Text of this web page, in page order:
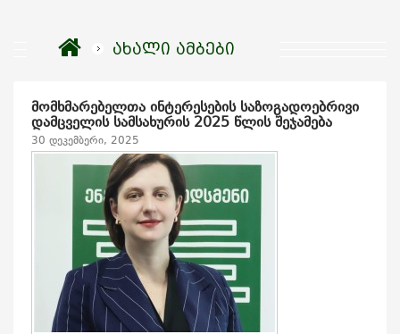
ახალი ამბები
მომხმარებელთა ინტერესების საზოგადოებრივი
დამცველის სამსახურის 2025 წლის შეჯამება
30 დეკემბერი, 2025